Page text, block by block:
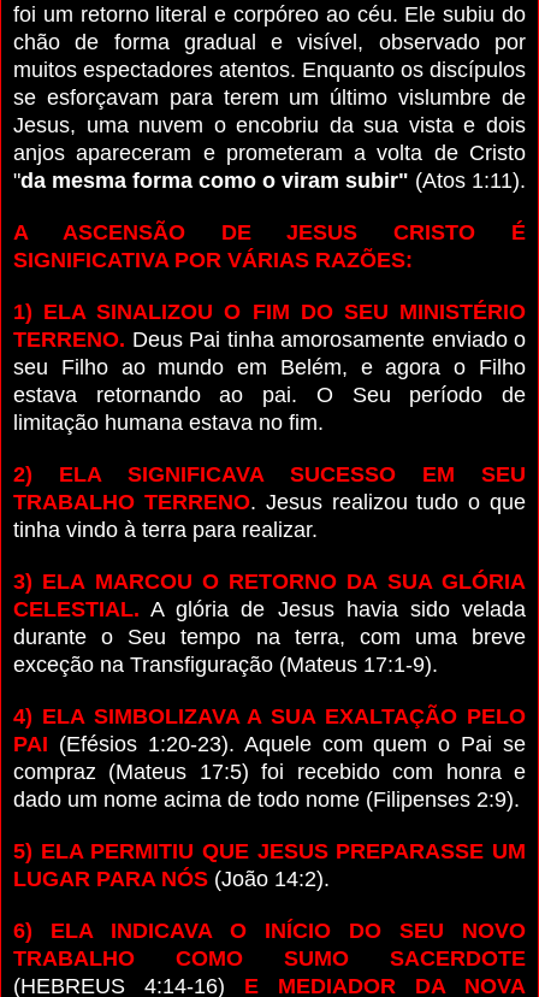
foi um retorno literal e corpóreo ao céu. Ele subiu do
chão de forma gradual e visível, observado por
muitos espectadores atentos. Enquanto os discípulos
se esforçavam para terem um último vislumbre de
Jesus, uma nuvem o encobriu da sua vista e dois
anjos apareceram e prometeram a volta de Cristo
"da mesma forma como o viram subir" (Atos 1:11).
A ASCENSÃO DE JESUS CRISTO É
SIGNIFICATIVA POR VÁRIAS RAZÕES:
1) ELA SINALIZOU O FIM DO SEU MINISTÉRIO
TERRENO. Deus Pai tinha amorosamente enviado o
seu Filho ao mundo em Belém, e agora o Filho
estava retornando ao pai. O Seu período de
limitação humana estava no fim.
2) ELA SIGNIFICAVA SUCESSO EM SEU
TRABALHO TERRENO. Jesus realizou tudo o que
tinha vindo à terra para realizar.
3) ELA MARCOU O RETORNO DA SUA GLÓRIA
CELESTIAL. A glória de Jesus havia sido velada
durante o Seu tempo na terra, com uma breve
exceção na Transfiguração (Mateus 17:1-9).
4) ELA SIMBOLIZAVA A SUA EXALTAÇÃO PELO
PAI (Efésios 1:20-23). Aquele com quem o Pai se
compraz (Mateus 17:5) foi recebido com honra e
dado um nome acima de todo nome (Filipenses 2:9).
5) ELA PERMITIU QUE JESUS PREPARASSE UM
LUGAR PARA NÓS (João 14:2).
6) ELA INDICAVA O INÍCIO DO SEU NOVO
TRABALHO COMO SUMO SACERDOTE
(HEBREUS 4:14-16) E MEDIADOR DA NOVA